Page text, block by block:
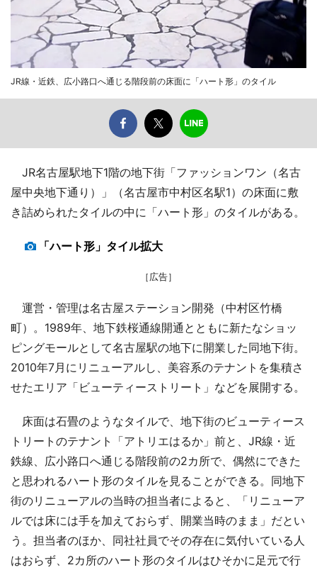
JR線・近鉄、広小路口へ通じる階段前の床面に「ハート形」のタイル
JR名古屋駅地下1階の地下街「ファッションワン（名古
屋中央地下通り）」（名古屋市中村区名駅1）の床面に敷
き詰められたタイルの中に「ハート形」のタイルがある。
「ハート形」タイル拡大
［広告］
運営・管理は名古屋ステーション開発（中村区竹橋
町）。1989年、地下鉄桜通線開通とともに新たなショッ
ピングモールとして名古屋駅の地下に開業した同地下街。
2010年7月にリニューアルし、美容系のテナントを集積さ
せたエリア「ビューティーストリート」などを展開する。
床面は石畳のようなタイルで、地下街のビューティース
トリートのテナント「アトリエはるか」前と、JR線・近
鉄線、広小路口へ通じる階段前の2カ所で、偶然にできた
と思われるハート形のタイルを見ることができる。同地下
街のリニューアルの当時の担当者によると、「リニューア
ルでは床には手を加えておらず、開業当時のまま」だとい
う。担当者のほか、同社社員でその存在に気付いている人
はおらず、2カ所のハート形のタイルはひそかに足元で行